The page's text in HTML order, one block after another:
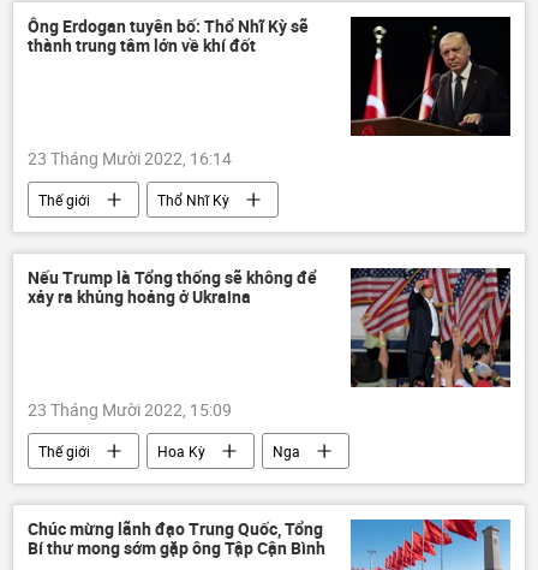
tăng trưởng kinh tế
thu nhập
IMF
WB
Ông Erdogan tuyên bố: Thổ Nhĩ Kỳ sẽ
thành trung tâm lớn về khí đốt
23 Tháng Mười 2022, 16:14
Thế giới
Thổ Nhĩ Kỳ
Tayyip Erdogan
năng lượng
khí đốt
Nga Kinh tế
Nếu Trump là Tổng thống sẽ không để
xảy ra khủng hoảng ở Ukraina
23 Tháng Mười 2022, 15:09
Thế giới Hoa Kỳ
Nga
Ukraina
Cuộc khủng hoảng ở Ukraina
Chính trị
Donald Trump
xung đột quân sự
Chúc mừng lãnh đạo Trung Quốc, Tổng
Bí thư mong sớm gặp ông Tập Cận Bình